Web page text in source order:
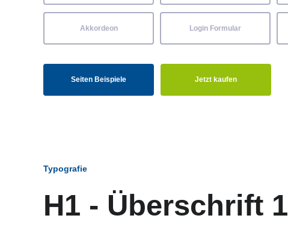
Akkordeon Login Formular
Seiten Beispiele Jetzt kaufen
Typografie
H1 - Überschrift 1